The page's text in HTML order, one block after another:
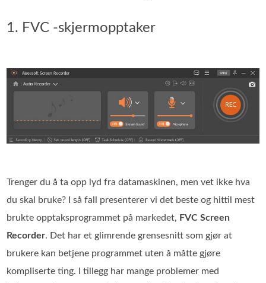
1. FVC -skjermopptaker
Trenger du å ta opp lyd fra datamaskinen, men vet ikke hva
du skal bruke? I så fall presenterer vi det beste og hittil mest
brukte opptaksprogrammet på markedet, FVC Screen
Recorder. Det har et glimrende grensesnitt som gjør at
brukere kan betjene programmet uten å måtte gjøre
kompliserte ting. I tillegg har mange problemer med